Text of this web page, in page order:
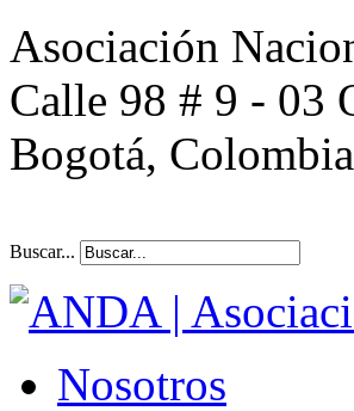
Asociación
Calle 98 # 9 - 03
Bogotá, Colombia
Buscar...
Nosotros